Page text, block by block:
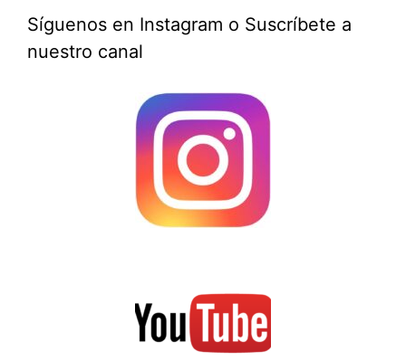
Síguenos en Instagram o Suscríbete a
nuestro canal